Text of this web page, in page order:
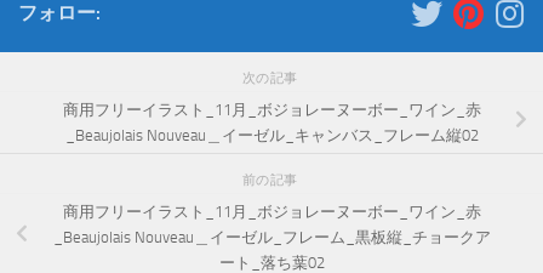
フォロー:
次の記事
商用フリーイラスト_11月_ボジョレーヌーボー_ワイン_赤
_Beaujolais Nouveau＿イーゼル_キャンバス_フレーム縦02
前の記事
商用フリーイラスト_11月_ボジョレーヌーボー_ワイン_赤
_Beaujolais Nouveau＿イーゼル_フレーム_黒板縦_チョークア
ート_落ち葉02